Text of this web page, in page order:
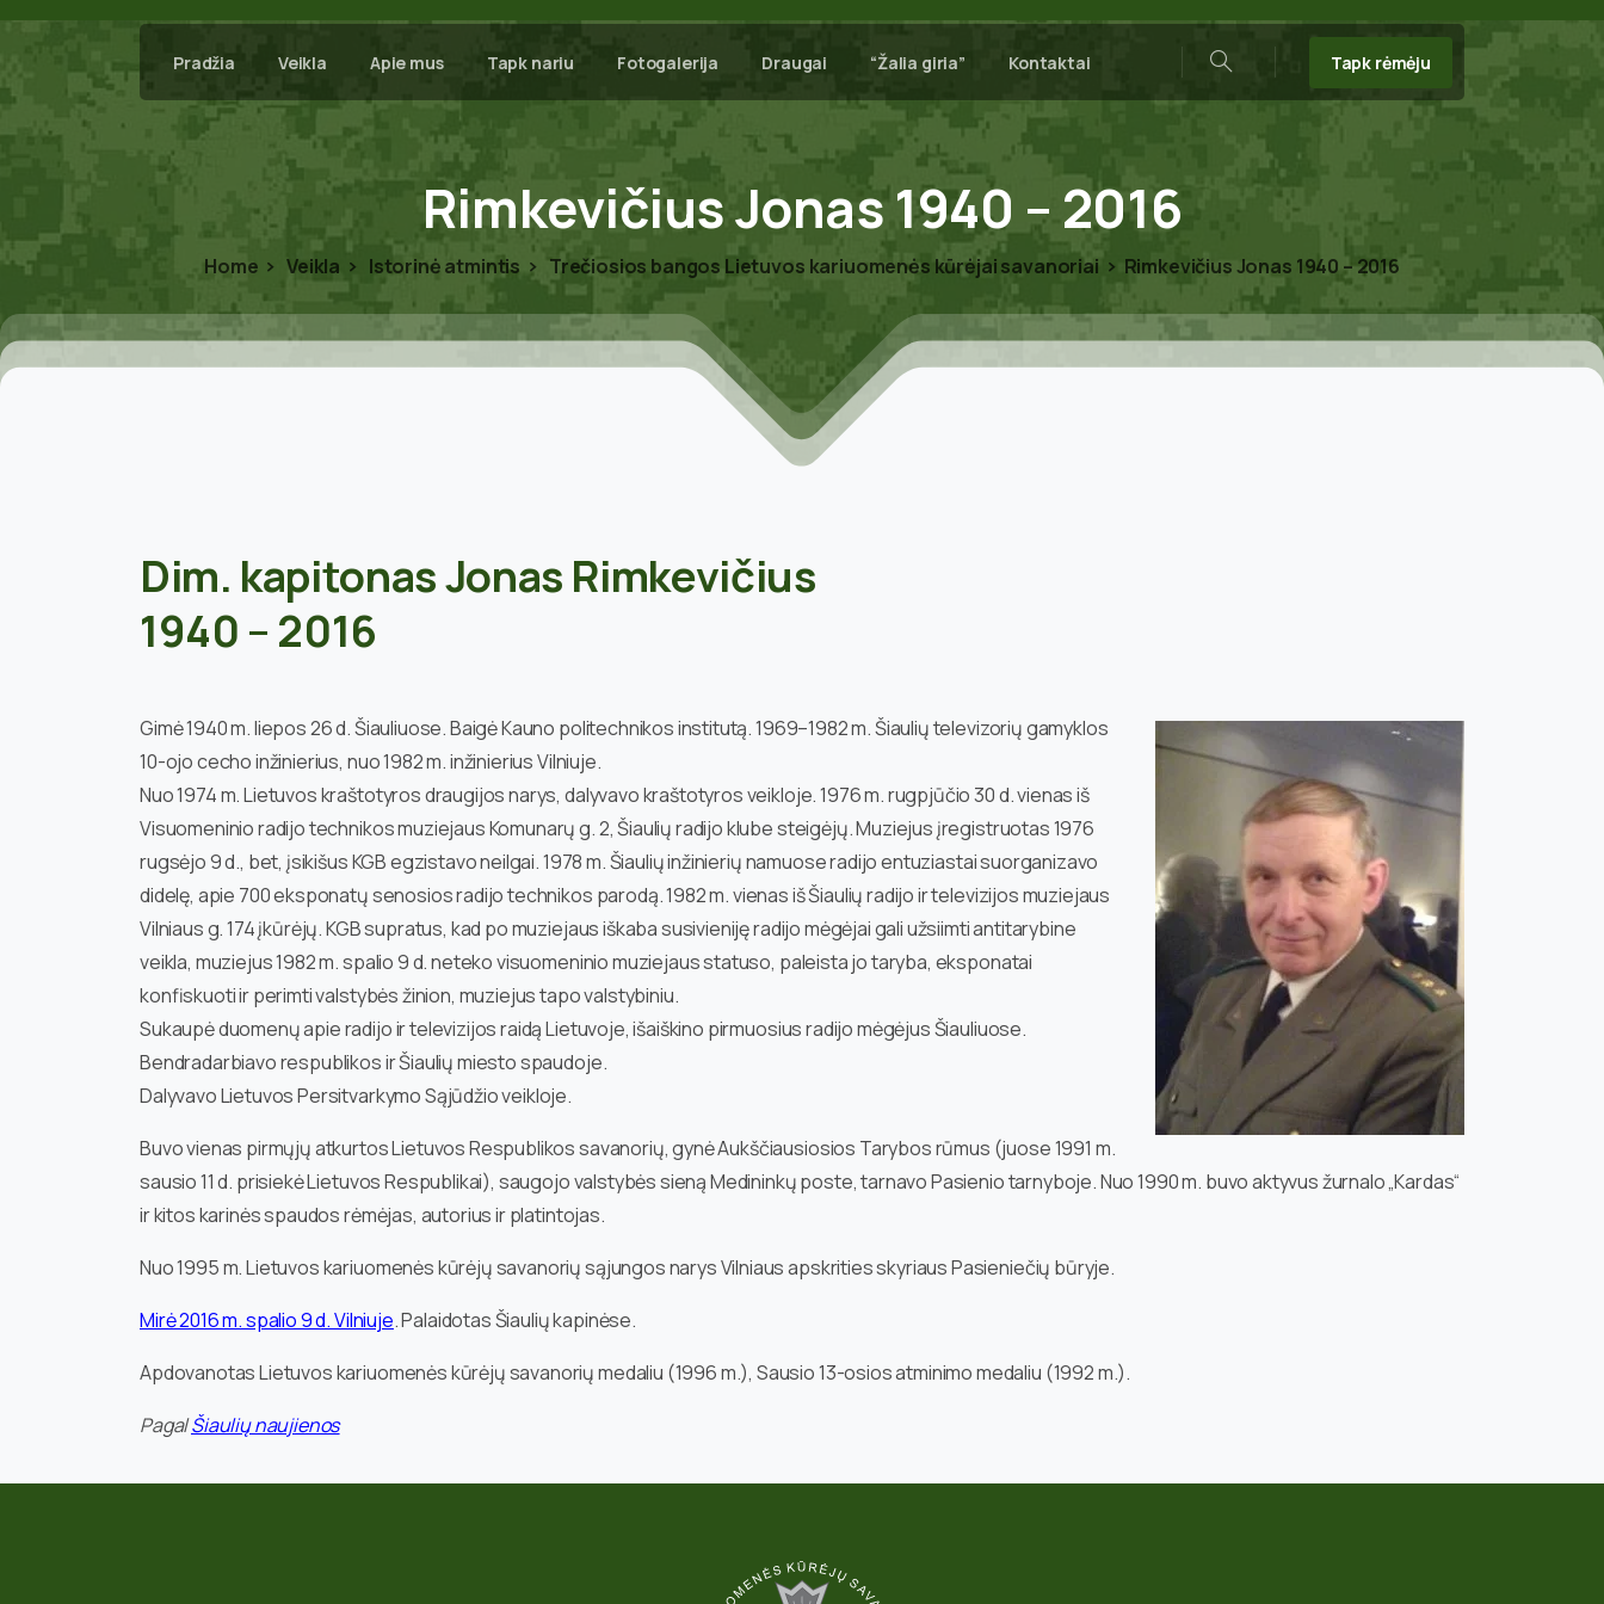
Pradžia Veikla Apie mus Tapk nariu Fotogalerija Draugai “Žalia giria” Kontaktai
Search
Tapk rėmėju
RimkevičiusJonas1940 – 2016
Home Veikla Istorinė atmintis Trečiosios bangos Lietuvos kariuomenės kūrėjai savanoriai Rimkevičius Jonas 1940 – 2016
Dim. kapitonas Jonas Rimkevičius
1940 – 2016
Gimė 1940 m. liepos 26 d. Šiauliuose. Baigė Kauno politechnikos institutą. 1969–1982 m. Šiaulių televizorių gamyklos
10-ojo cecho inžinierius, nuo 1982 m. inžinierius Vilniuje.
Nuo 1974 m. Lietuvos kraštotyros draugijos narys, dalyvavo kraštotyros veikloje. 1976 m. rugpjūčio 30 d. vienas iš
Visuomeninio radijo technikos muziejaus Komunarų g. 2, Šiaulių radijo klube steigėjų. Muziejus įregistruotas 1976
rugsėjo 9 d., bet, įsikišus KGB egzistavo neilgai. 1978 m. Šiaulių inžinierių namuose radijo entuziastai suorganizavo
didelę, apie 700 eksponatų senosios radijo technikos parodą. 1982 m. vienas iš Šiaulių radijo ir televizijos muziejaus
Vilniaus g. 174 įkūrėjų. KGB supratus, kad po muziejaus iškaba susivieniję radijo mėgėjai gali užsiimti antitarybine
veikla, muziejus 1982 m. spalio 9 d. neteko visuomeninio muziejaus statuso, paleista jo taryba, eksponatai
konfiskuoti ir perimti valstybės žinion, muziejus tapo valstybiniu.
Sukaupė duomenų apie radijo ir televizijos raidą Lietuvoje, išaiškino pirmuosius radijo mėgėjus Šiauliuose.
Bendradarbiavo respublikos ir Šiaulių miesto spaudoje.
Dalyvavo Lietuvos Persitvarkymo Sąjūdžio veikloje.
Buvo vienas pirmųjų atkurtos Lietuvos Respublikos savanorių, gynė Aukščiausiosios Tarybos rūmus (juose 1991 m.
sausio 11 d. prisiekė Lietuvos Respublikai), saugojo valstybės sieną Medininkų poste, tarnavo Pasienio tarnyboje. Nuo 1990 m. buvo aktyvus žurnalo „Kardas“
ir kitos karinės spaudos rėmėjas, autorius ir platintojas.
Nuo 1995 m. Lietuvos kariuomenės kūrėjų savanorių sąjungos narys Vilniaus apskrities skyriaus Pasieniečių būryje.
Mirė 2016 m. spalio 9 d. Vilniuje. Palaidotas Šiaulių kapinėse.
Apdovanotas Lietuvos kariuomenės kūrėjų savanorių medaliu (1996 m.), Sausio 13-osios atminimo medaliu (1992 m.).
PagalŠiaulių naujienos